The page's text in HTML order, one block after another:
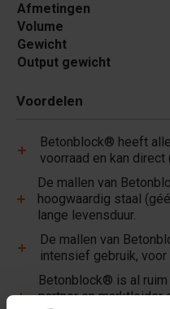
Afmetingen
Volume
Gewicht
Output gewicht
Voordelen
Betonblock® heeft
voorraad en kan
De mallen van
hoogwaardig staal
lange levensduur.
De mallen van
intensief gebruik, voor
Betonblock® is al ruim
partner en marktleider